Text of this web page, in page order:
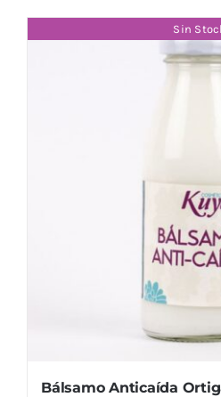
Sin
Bálsamo Anticaída